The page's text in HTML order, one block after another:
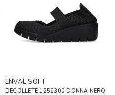
ENVAL SOFT
DÉCOLLETÉ 1256300 DONNA NERO